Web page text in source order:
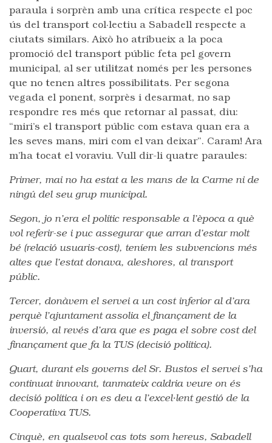
paraula i sorprèn amb una crítica respecte el poc
ús del transport col·lectiu a Sabadell respecte a
ciutats similars. Això ho atribueix a la poca
promoció del transport públic feta pel govern
municipal, al ser utilitzat només per les persones
que no tenen altres possibilitats. Per segona
vegada el ponent, sorprès i desarmat, no sap
respondre res més que retornar al passat, diu:
“miri’s el transport públic com estava quan era a
les seves mans, miri com el van deixar”. Caram! Ara
m’ha tocat el voraviu. Vull dir-li quatre paraules:
Primer, mai no ha estat a les mans de la Carme ni de
ningú del seu grup municipal.
Segon, jo n’era el polític responsable a l’època a què
vol referir-se i puc assegurar que arran d’estar molt
bé (relació usuaris-cost), teníem les subvencions més
altes que l’estat donava, aleshores, al transport
públic.
Tercer, donàvem el servei a un cost inferior al d’ara
perquè l’ajuntament assolia el finançament de la
inversió, al revés d’ara que es paga el sobre cost del
finançament que fa la TUS (decisió política).
Quart, durant els governs del Sr. Bustos el servei s’ha
continuat innovant, tanmateix caldria veure on és
decisió política i on es deu a l’excel·lent gestió de la
Cooperativa TUS.
Cinquè, en qualsevol cas tots som hereus, Sabadell